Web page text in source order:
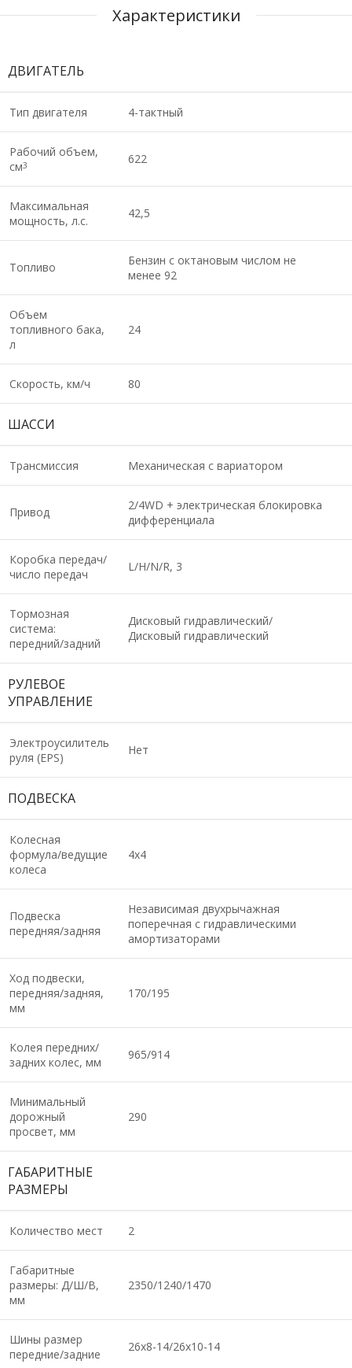
Характеристики
ДВИГАТЕЛЬ
Тип двигателя 4-тактный
Рабочий объем,
см3 622
Максимальная
мощность, л.с.
42,5
Топливо
Бензин с октановым числом не
менее 92
Объем
топливного бака,
л
24
Скорость, км/ч 80
ШАССИ
Трансмиссия Механическая с вариатором
Привод
2/4WD + электрическая блокировка
дифференциала
Коробка передач/
число передач
L/H/N/R, 3
Тормозная
система:
передний/задний
Дисковый гидравлический/
Дисковый гидравлический
РУЛЕВОЕ
УПРАВЛЕНИЕ
Электроусилитель
руля (EPS)
Нет
ПОДВЕСКА
Колесная
формула/ведущие
колеса
4х4
Подвеска
передняя/задняя
Независимая двухрычажная
поперечная с гидравлическими
амортизаторами
Ход подвески,
передняя/задняя,
мм
170/195
Колея передних/
задних колес, мм
965/914
Минимальный
дорожный
просвет, мм
290
ГАБАРИТНЫЕ
РАЗМЕРЫ
Количество мест 2
Габаритные
размеры: Д/Ш/В,
мм
2350/1240/1470
Шины размер
передние/задние
26х8-14/26х10-14